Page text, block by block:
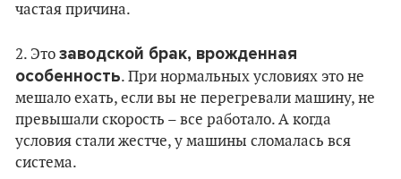
частая причина.
2. Это заводской брак, врожденная
особенность. При нормальных условиях это не
мешало ехать, если вы не перегревали машину, не
превышали скорость – все работало. А когда
условия стали жестче, у машины сломалась вся
система.